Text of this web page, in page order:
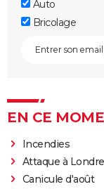
Auto
Bricolage
EN CE
Incendies
Attaque à
Canicule d'août